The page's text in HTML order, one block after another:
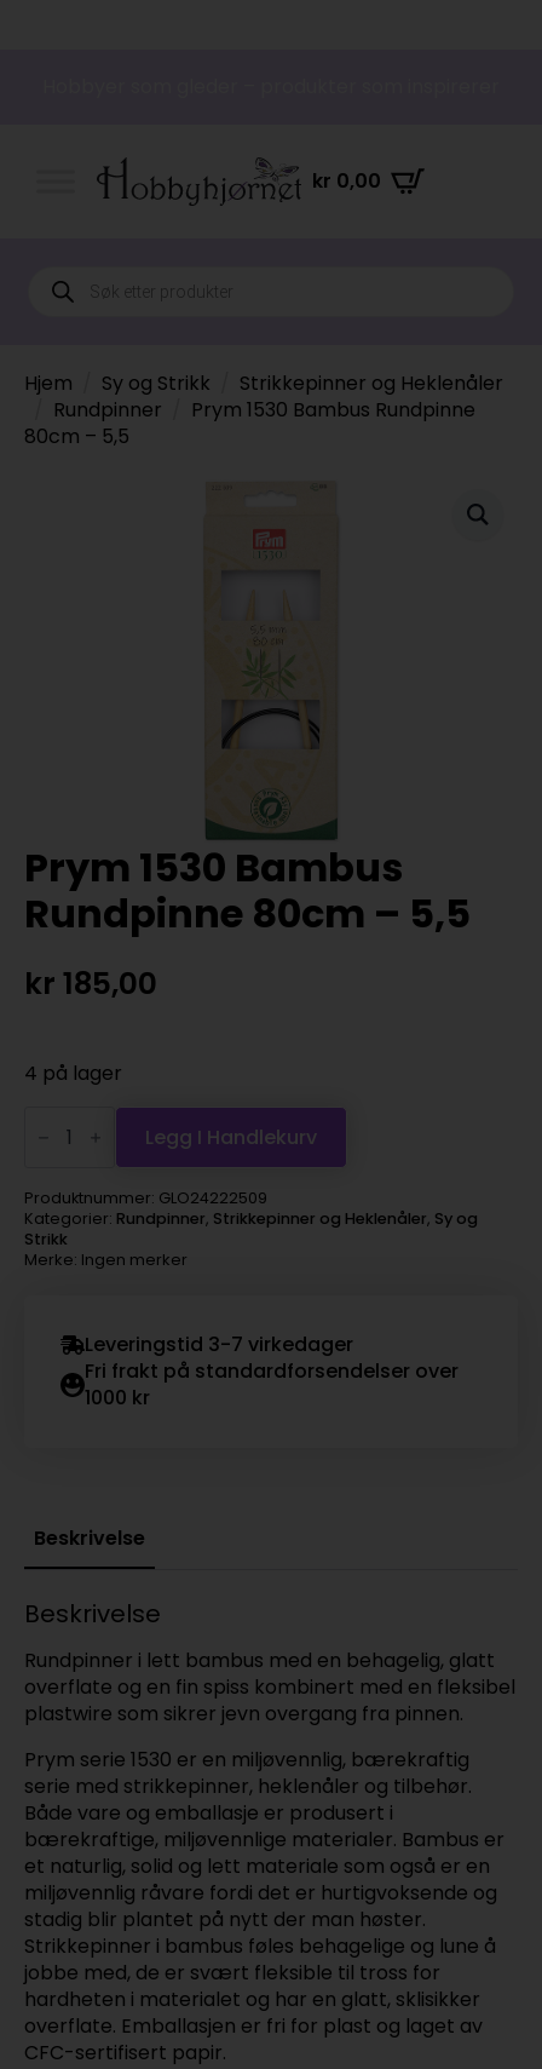
kr 0,00
Products
search
Hjem Sy og Strikk
Strikkepinner og Heklenåler
Rundpinner
Prym 1530 Bambus Rundpinne
80cm – 5,5
Prym 1530 Bambus
Rundpinne 80cm – 5,5
kr 185,00
4 på lager
Bambus
Rundpinne
80cm
-
5,5
antall
Legg I Handlekurv
Produktnummer: GLO24222509
Kategorier: Rundpinner, Strikkepinner og Heklenåler, Sy og
Strikk
Merke: Ingen merker
Leveringstid 3-7 virkedager
Fri frakt på standardforsendelser over
1000 kr
Beskrivelse
Beskrivelse
Rundpinner i lett bambus med en behagelig, glatt
overflate og en fin spiss kombinert med en fleksibel
plastwire som sikrer jevn overgang fra pinnen.
Prym serie 1530 er en miljøvennlig, bærekraftig
serie med strikkepinner, heklenåler og tilbehør.
Både vare og emballasje er produsert i
bærekraftige, miljøvennlige materialer. Bambus er
et naturlig, solid og lett materiale som også er en
miljøvennlig råvare fordi det er hurtigvoksende og
stadig blir plantet på nytt der man høster.
Strikkepinner i bambus føles behagelige og lune å
jobbe med, de er svært fleksible til tross for
hardheten i materialet og har en glatt, sklisikker
overflate. Emballasjen er fri for plast og laget av
CFC-sertifisert papir.